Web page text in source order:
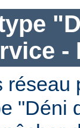
-
réseau
"Déni